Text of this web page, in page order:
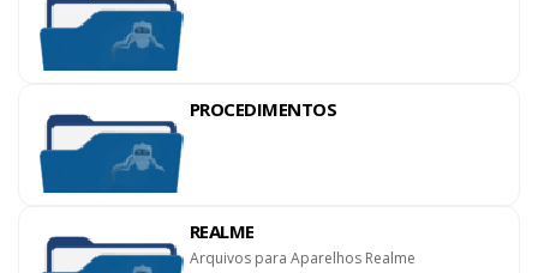
PROCEDIMENTOS
REALME
Arquivos para Aparelhos Realme